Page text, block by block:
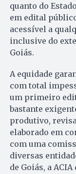
quanto do
em edital
acessível a
inclusive do
Goiás.
A equidade
com total
um primeiro
bastante
produtivo,
elaborado em
com uma
diversas
de Goiás, a